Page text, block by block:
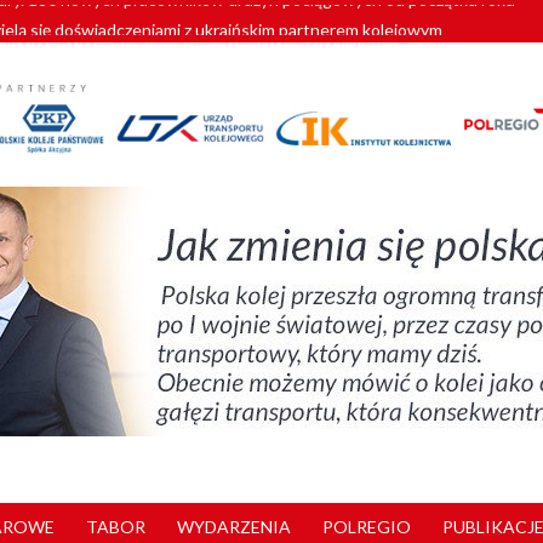
się doświadczeniami z ukraińskim partnerem kolejowym
Vectrony na 230 km/h
pociągi od PESA. Sześć nowoczesnych ELF-ów wyjedzie na tory w
180 nowych pracowników drużyn pociągowych od początku roku
TABOR WYDARZENIA POLREGIO